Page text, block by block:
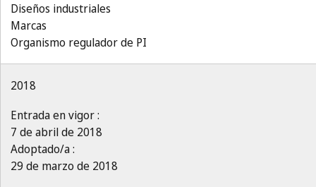
Diseños industriales
Marcas
Organismo regulador de PI
2018
Entrada en vigor :
7 de abril de 2018
Adoptado/a :
29 de marzo de 2018